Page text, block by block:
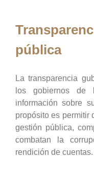
pública
La transparencia
los gobiernos de
información sobre
propósito es permitir
gestión pública,
combatan la
rendición de cuentas.